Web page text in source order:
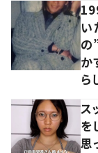
い
の
か
ら
ス
を
思